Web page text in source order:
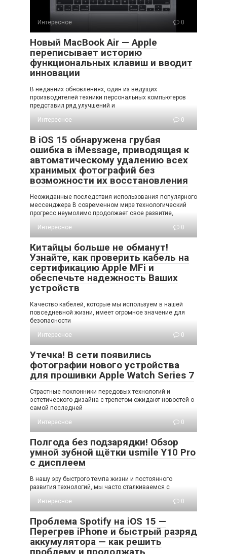
Интересное 0
Новый MacBook Air — Apple
переписывает историю
функциональных клавиш и вводит
инновации
В недавних обновлениях, один из ведущих
производителей техники персональных компьютеров
представил ряд улучшений и
Интересное
0
В iOS 15 обнаружена грубая
ошибка в iMessage, приводящая к
автоматическому удалению всех
хранимых фотографий без
возможности их восстановления
Неожиданные последствия использования популярного
мессенджера В современном мире технологический
прогресс неумолимо продолжает свое развитие,
Интересное
0
Китайцы больше не обманут!
Узнайте, как проверить кабель на
сертификацию Apple MFi и
обеспечьте надежность Ваших
устройств
Качество кабелей, которые мы используем в нашей
повседневной жизни, имеет огромное значение для
безопасности
Интересное
0
Утечка! В сети появились
фотографии нового устройства
для прошивки Apple Watch Series 7
Страстные поклонники передовых технологий и
эстетического дизайна с трепетом ожидают новостей о
самой последней
Интересное
0
Полгода без подзарядки! Обзор
умной зубной щётки usmile Y10 Pro
с дисплеем
В нашу эру быстрого темпа жизни и постоянного
развития технологий, мы часто сталкиваемся с
Интересное
0
Проблема Spotify на iOS 15 —
Перегрев iPhone и быстрый разряд
аккумулятора — как решить